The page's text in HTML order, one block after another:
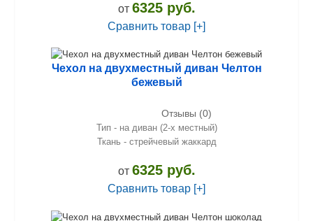
от 6325 руб.
Сравнить товар [+]
Чехол на двухместный диван Челтон
бежевый
Отзывы (0)
Тип - на диван (2-х местный)
Ткань - стрейчевый жаккард
от 6325 руб.
Сравнить товар [+]